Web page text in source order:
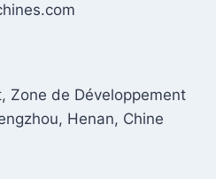
Zone de Développement
Henan, Chine
Chat